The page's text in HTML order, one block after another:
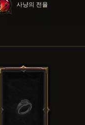
사냥의 전율